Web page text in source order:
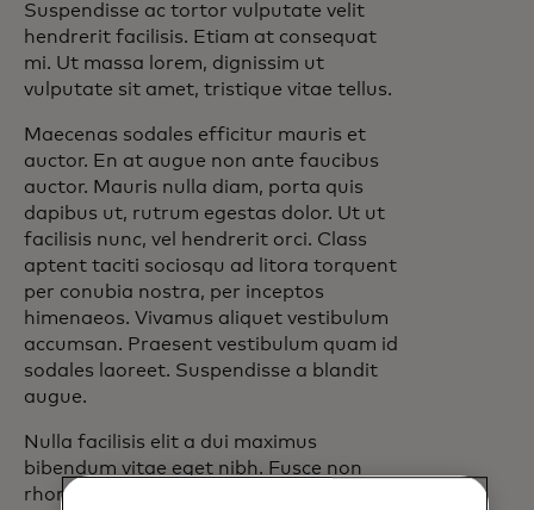
Suspendisse ac tortor vulputate velit
hendrerit facilisis. Etiam at consequat
mi. Ut massa lorem, dignissim ut
vulputate sit amet, tristique vitae tellus.
Maecenas sodales efficitur mauris et
auctor. En at augue non ante faucibus
auctor. Mauris nulla diam, porta quis
dapibus ut, rutrum egestas dolor. Ut ut
facilisis nunc, vel hendrerit orci. Class
aptent taciti sociosqu ad litora torquent
per conubia nostra, per inceptos
himenaeos. Vivamus aliquet vestibulum
accumsan. Praesent vestibulum quam id
sodales laoreet. Suspendisse a blandit
augue.
Nulla facilisis elit a dui maximus
bibendum vitae eget nibh. Fusce non
rhoncus sapiens. Cras rutrum, ex eget